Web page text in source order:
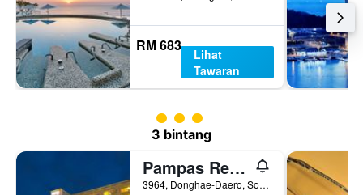
RM 683
Lihat
Tawaran
penarafan kelas 3
3 bintang
Pampas Resort
3964, Donghae-Daero, Sokcho, Korea Selatan